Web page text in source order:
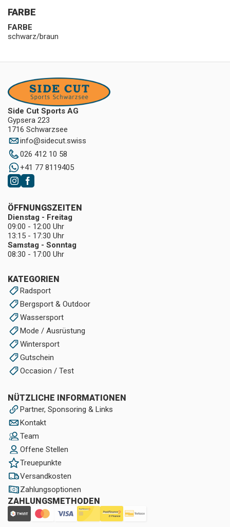
FARBE
FARBE
schwarz/braun
Side Cut Sports AG
Gypsera 223
1716 Schwarzsee
info@sidecut.swiss
026 412 10 58
+41 77 8119405
KATEGORIEN
Radsport
Bergsport & Outdoor
Wassersport
Mode / Ausrüstung
Wintersport
Gutschein
Occasion / Test
NÜTZLICHE INFORMATIONEN
Partner, Sponsoring & Links
Kontakt
Team
Offene Stellen
Treuepunkte
Versandkosten
Zahlungsoptionen
ZAHLUNGSMETHODEN
ÖFFNUNGSZEITEN
Dienstag - Freitag
09:00 - 12:00 Uhr
13:15 - 17:30 Uhr
Samstag - Sonntag
08:30 - 17:00 Uhr